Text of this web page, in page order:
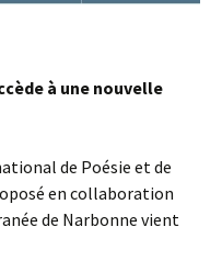
à une nouvelle
de Poésie et de
en collaboration
de Narbonne vient